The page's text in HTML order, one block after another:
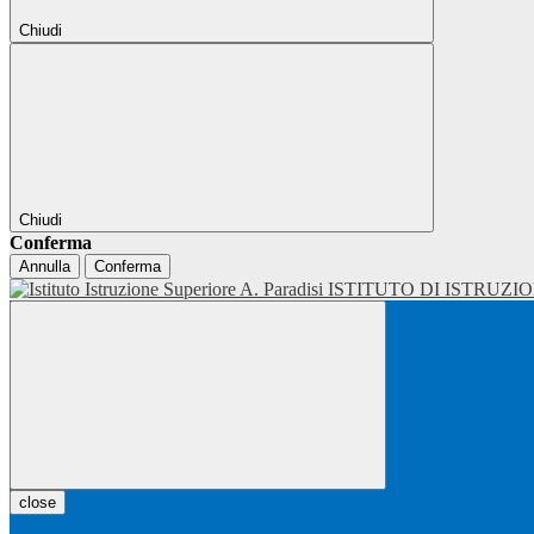
Chiudi
Chiudi
Conferma
Annulla Conferma
ISTITUTO DI
close